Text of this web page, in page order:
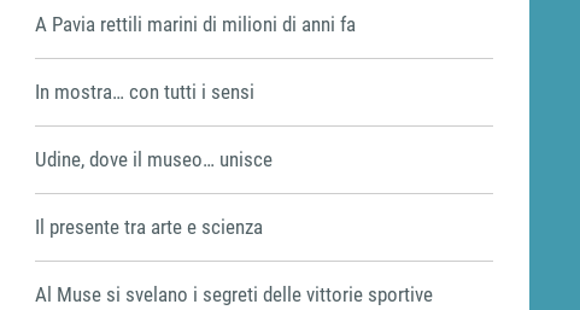
A Pavia rettili marini di milioni di anni fa
In mostra… con tutti i sensi
Udine, dove il museo… unisce
Il presente tra arte e scienza
Al Muse si svelano i segreti delle vittorie sportive